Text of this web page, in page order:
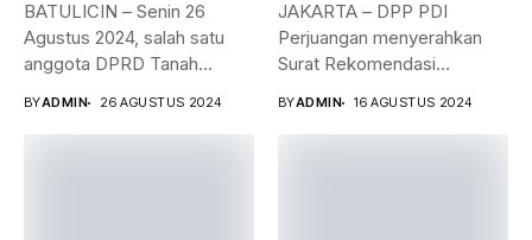
BATULICIN – Senin 26
Agustus 2024, salah satu
anggota DPRD Tanah
BYADMIN 26 AGUSTUS 2024
JAKARTA – DPP PDI
Perjuangan menyerahkan
Surat Rekomendasi
BYADMIN 16 AGUSTUS 2024